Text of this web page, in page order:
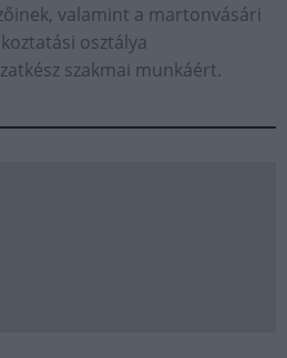
valamint a martonvásári
osztálya
szakmai munkáért.